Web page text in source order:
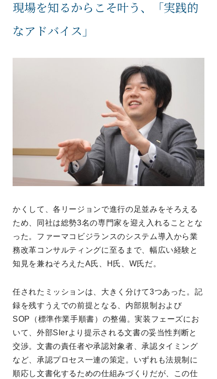
現場を知るからこそ叶う、「実践的
なアドバイス」
かくして、各リージョンで進行の足並みをそろえる
ため、同社は総勢3名の専門家を迎え入れることとな
った。ファーマコビジランスのシステム導入から業
務改革コンサルティングに至るまで、幅広い経験と
知見を兼ねそろえたA氏、H氏、W氏だ。
任されたミッションは、大きく分けて3つあった。記
録を残すうえでの前提となる、内部規制および
SOP（標準作業手順書）の整備。実装フェーズにお
いて、外部SIerより提示される文書の妥当性判断と
交渉。文書の責任者や承認対象者、承認タイミング
など、承認プロセス一連の策定。いずれも法規制に
順応し文書化するための仕組みづくりだが、この仕